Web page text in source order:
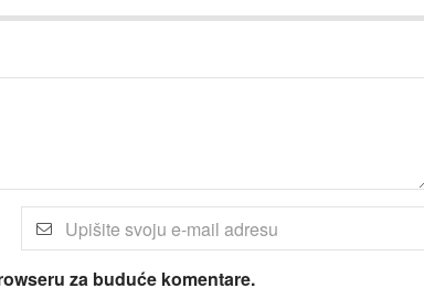
za buduće komentare.